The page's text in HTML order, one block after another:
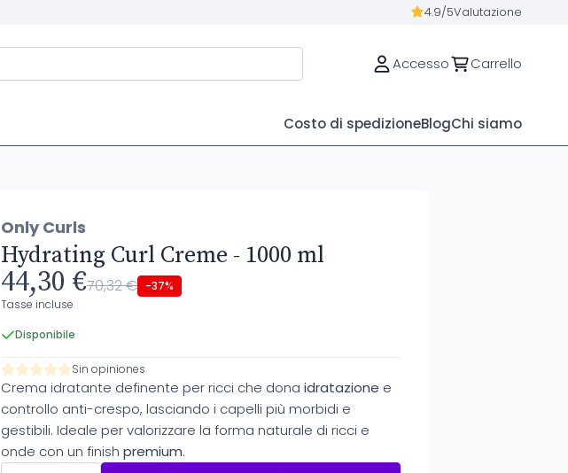
4.9/5Valutazione
Accesso Carrello
Costo di spedizioneBlogChi siamo
Only Curls
Hydrating Curl Creme - 1000 ml
44,30 €70,32 € -37%
Tasse incluse
Disponibile
Sin opiniones
Crema idratante definente per ricci che dona idratazione e
controllo anti-crespo, lasciando i capelli più morbidi e
gestibili. Ideale per valorizzare la forma naturale di ricci e
onde con un finish premium.